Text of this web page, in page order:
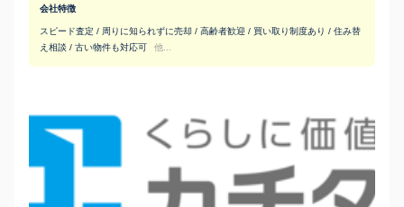
会社特徴
スピード査定 / 周りに知られずに売却 / 高齢者歓迎 / 買い取り制度あり / 住み替
え相談 / 古い物件も対応可
他...